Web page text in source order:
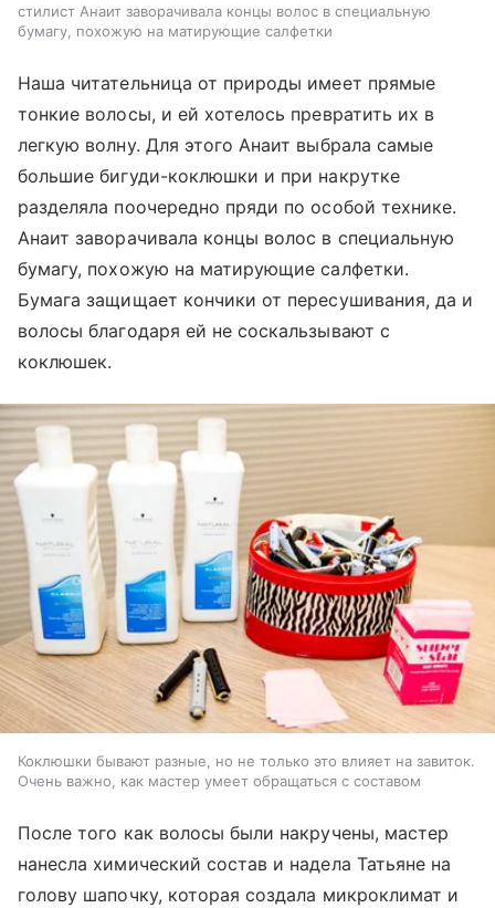
стилист Анаит заворачивала концы волос в специальную
бумагу, похожую на матирующие салфетки
Наша читательница от природы имеет прямые
тонкие волосы, и ей хотелось превратить их в
легкую волну. Для этого Анаит выбрала самые
большие бигуди-коклюшки и при накрутке
разделяла поочередно пряди по особой технике.
Анаит заворачивала концы волос в специальную
бумагу, похожую на матирующие салфетки.
Бумага защищает кончики от пересушивания, да и
волосы благодаря ей не соскальзывают с
коклюшек.
Коклюшки бывают разные, но не только это влияет на завиток.
Очень важно, как мастер умеет обращаться с составом
После того как волосы были накручены, мастер
нанесла химический состав и надела Татьяне на
голову шапочку, которая создала микроклимат и